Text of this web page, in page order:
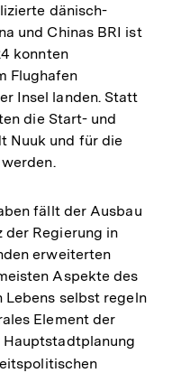
dänisch-
und Chinas BRI ist
konnten
Flughafen
Insel landen. Statt
die Start- und
Nuuk und für die
fällt der Ausbau
der Regierung in
erweiterten
Aspekte des
selbst regeln
Element der